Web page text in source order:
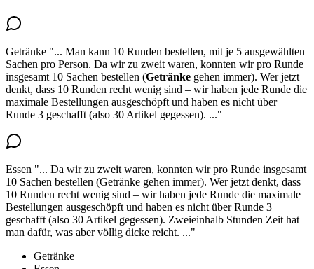
Getränke "... Man kann 10 Runden bestellen, mit je 5 ausgewählten
Sachen pro Person. Da wir zu zweit waren, konnten wir pro Runde
insgesamt 10 Sachen bestellen (Getränke gehen immer). Wer jetzt
denkt, dass 10 Runden recht wenig sind – wir haben jede Runde die
maximale Bestellungen ausgeschöpft und haben es nicht über
Runde 3 geschafft (also 30 Artikel gegessen). ..."
Essen "... Da wir zu zweit waren, konnten wir pro Runde insgesamt
10 Sachen bestellen (Getränke gehen immer). Wer jetzt denkt, dass
10 Runden recht wenig sind – wir haben jede Runde die maximale
Bestellungen ausgeschöpft und haben es nicht über Runde 3
geschafft (also 30 Artikel gegessen). Zweieinhalb Stunden Zeit hat
man dafür, was aber völlig dicke reicht. ..."
Getränke